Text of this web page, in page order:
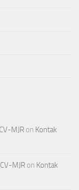
MJR on Kontak
MJR on Kontak